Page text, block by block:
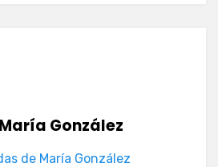
María González
de María González